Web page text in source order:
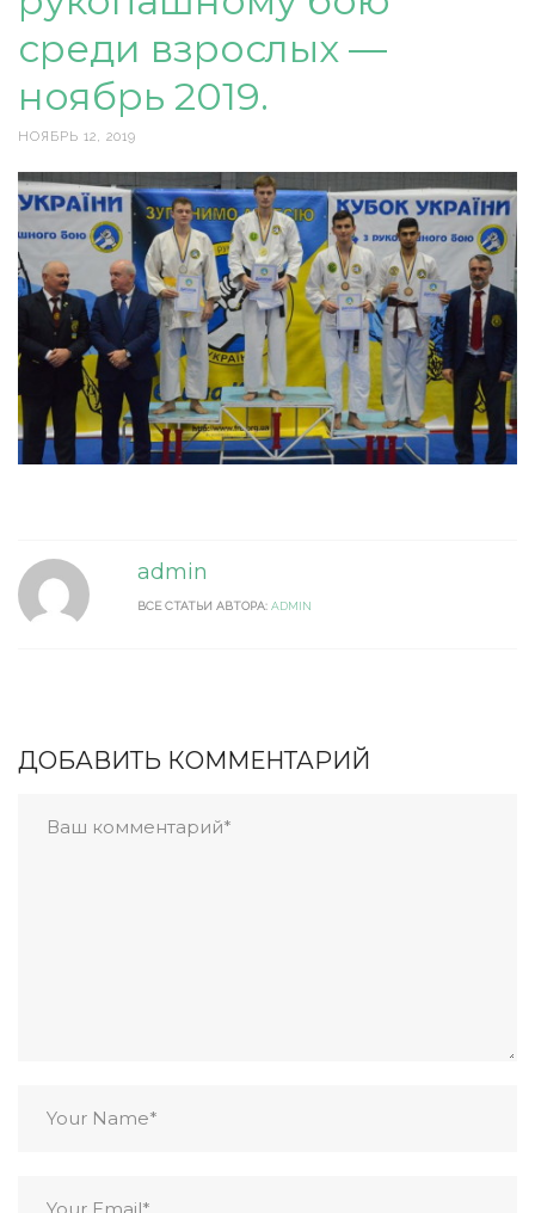
среди взрослых —
ноябрь 2019.
НОЯБРЬ 12, 2019
admin
ВСЕ СТАТЬИ АВТОРА: ADMIN
ДОБАВИТЬ КОММЕНТАРИЙ